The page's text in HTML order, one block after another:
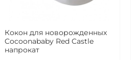
Кокон для новорожденных
Cocoonababy Red Castle
напрокат